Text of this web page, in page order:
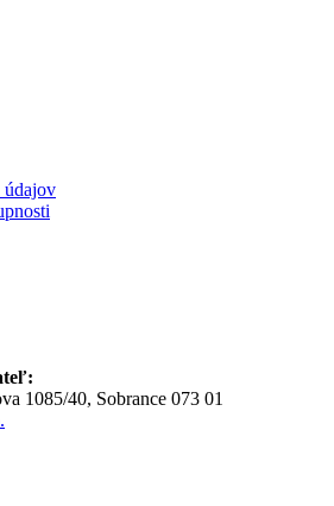
údajov
1085/40, Sobrance 073 01